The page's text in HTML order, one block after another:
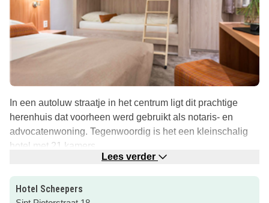
In een autoluw straatje in het centrum ligt dit prachtige
herenhuis dat voorheen werd gebruikt als notaris- en
advocatenwoning. Tegenwoordig is het een kleinschalig
hotel met 21 kamers.
personen. Kom je met meer dan twee personen dan zijn
de familiekamers uitermate geschikt. Deze zijn geschikt
Lees verder
Hotel Scheepers